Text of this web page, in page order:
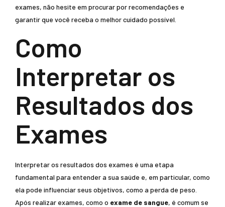
exames, não hesite em procurar por recomendações e
garantir que você receba o melhor cuidado possível.
Como
Interpretar os
Resultados dos
Exames
Interpretar os resultados dos exames é uma etapa
fundamental para entender a sua saúde e, em particular, como
ela pode influenciar seus objetivos, como a perda de peso.
Após realizar exames, como o exame de sangue, é comum se